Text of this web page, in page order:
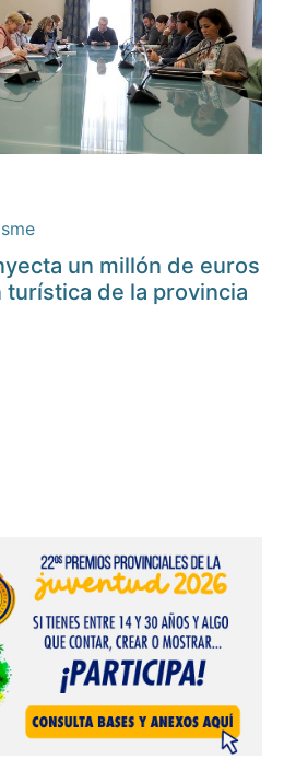
un millón de euros
turística de la provincia